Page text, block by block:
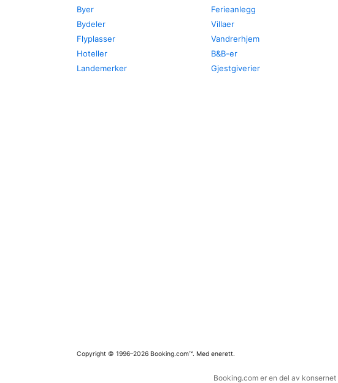
Byer
Bydeler
Flyplasser
Hoteller
Landemerker
Ferieanlegg
Villaer
Vandrerhjem
B&B-er
Gjestgiverier
Copyright © 1996–2026 Booking.com™. Med enerett.
Booking.com er en del av